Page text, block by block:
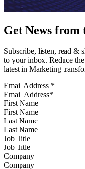
Get News from
Subscribe, listen, read &
to your inbox. Reduce
latest in Marketing
Email Address *
First Name
Last Name
Job Title
Company